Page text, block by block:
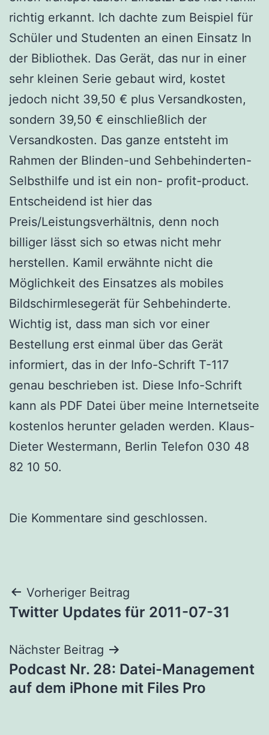
richtig erkannt. Ich dachte zum Beispiel für
Schüler und Studenten an einen Einsatz In
der Bibliothek. Das Gerät, das nur in einer
sehr kleinen Serie gebaut wird, kostet
jedoch nicht 39,50 € plus Versandkosten,
sondern 39,50 € einschließlich der
Versandkosten. Das ganze entsteht im
Rahmen der Blinden-und Sehbehinderten-
Selbsthilfe und ist ein non- profit-product.
Entscheidend ist hier das
Preis/Leistungsverhältnis, denn noch
billiger lässt sich so etwas nicht mehr
herstellen. Kamil erwähnte nicht die
Möglichkeit des Einsatzes als mobiles
Bildschirmlesegerät für Sehbehinderte.
Wichtig ist, dass man sich vor einer
Bestellung erst einmal über das Gerät
informiert, das in der Info-Schrift T-117
genau beschrieben ist. Diese Info-Schrift
kann als PDF Datei über meine Internetseite
kostenlos herunter geladen werden. Klaus-
Dieter Westermann, Berlin Telefon 030 48
82 10 50.
Die Kommentare sind geschlossen.
Beitragsnavigation
Vorheriger Beitrag
Twitter Updates für 2011-07-31
Nächster Beitrag
Podcast Nr. 28: Datei-Management
auf dem iPhone mit Files Pro